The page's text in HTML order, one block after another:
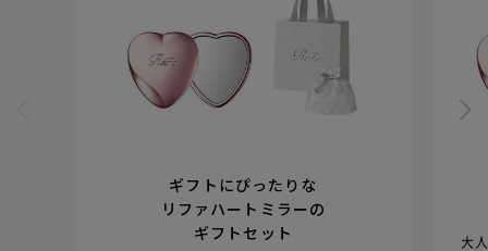
ギフトにぴったりな
リファハートミラーの
ギフトセット
大